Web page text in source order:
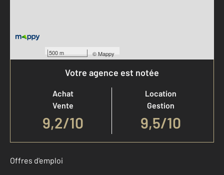
500 m ©Mappy
Votre agence est notée
Achat
Vente
9,2/10
Location
Gestion
9,5/10
Offres d'emploi